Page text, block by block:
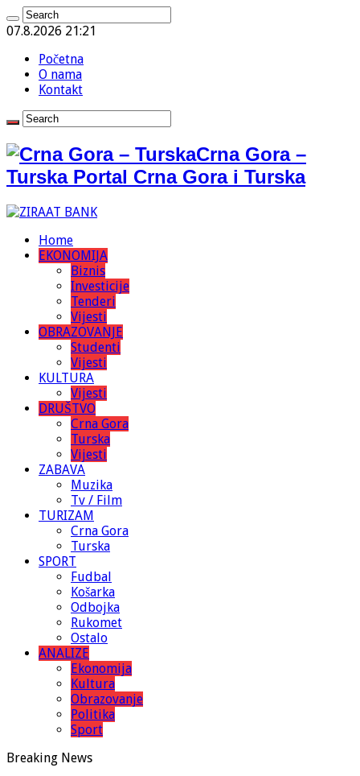
07.8.2026 21:21
Početna
O nama
Kontakt
Crna Gora –
Turska Portal Crna Gora i Turska
Home
EKONOMIJA
Biznis
Investicije
Tenderi
Vijesti
OBRAZOVANJE
Studenti
Vijesti
KULTURA
Vijesti
DRUŠTVO
Crna Gora
Turska
Vijesti
ZABAVA
Muzika
Tv / Film
TURIZAM
Crna Gora
Turska
SPORT
Fudbal
Košarka
Odbojka
Rukomet
Ostalo
ANALIZE
Ekonomija
Kultura
Obrazovanje
Politika
Sport
Breaking News